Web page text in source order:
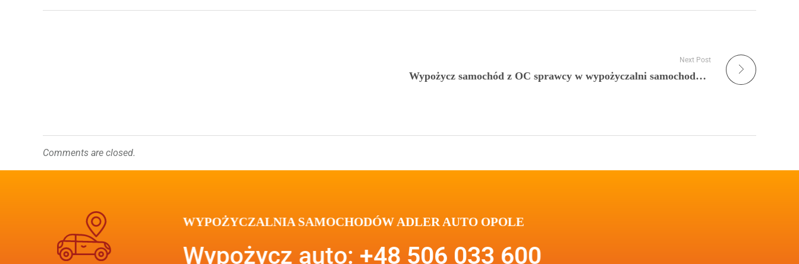
Next Post
Wypożycz samochód z OC sprawcy w wypożyczalni samochodów Adler Auto
Comments are closed.
WYPOŻYCZALNIA SAMOCHODÓW ADLER AUTO OPOLE
Wypożycz auto: +48 506 033 600